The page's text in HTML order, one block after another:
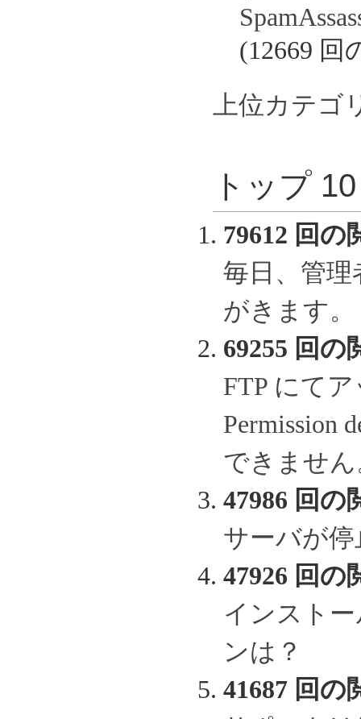
(12669 回
上位カテゴ
トップ
79612 回の
毎日、管
がきます。
69255 回の
FTP にて
Permission
できません
47986 回の
サーバが
47926 回の
インスト
ンは？
41687 回の